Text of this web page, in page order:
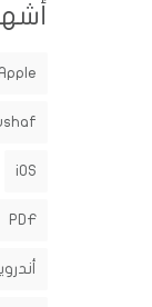
Apple
iOS
PDF